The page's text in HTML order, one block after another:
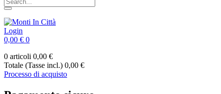
Login
0,00 € 0
0 articoli 0,00 €
Totale (Tasse incl.) 0,00 €
Processo di acquisto